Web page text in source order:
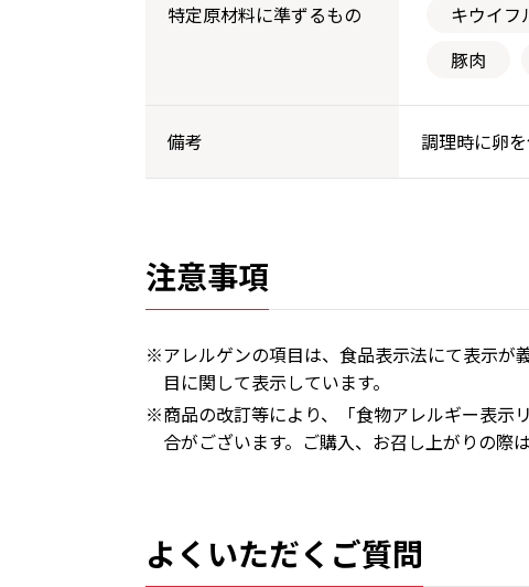
特定原材料に準ずるもの
キウイフ
豚肉
備考 調理時に卵を
注意事項
※アレルゲンの項目は、食品表示法にて表示が
目に関して表示しています。
※商品の改訂等により、「食物アレルギー表示
合がございます。ご購入、お召し上がりの際
よくいただくご質問